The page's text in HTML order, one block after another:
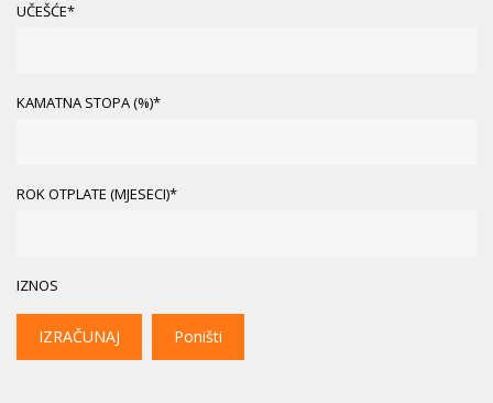
UČEŠĆE*
KAMATNA STOPA (%)*
ROK OTPLATE (MJESECI)*
IZNOS
IZRAČUNAJ Poništi